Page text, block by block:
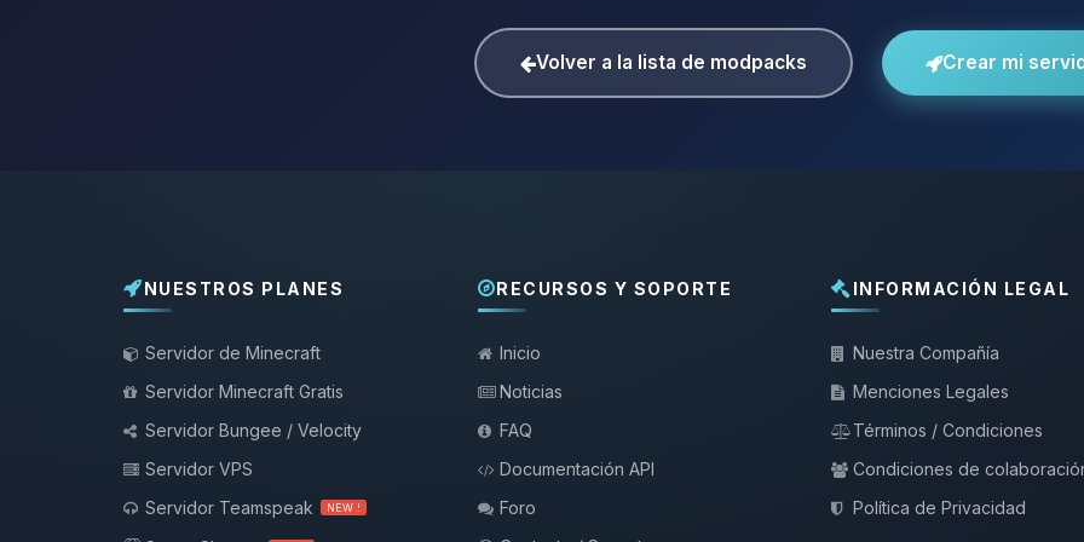
Volver a la lista de modpacks Crear mi
NUESTROS PLANES
Servidor de Minecraft
Servidor Minecraft Gratis
Servidor Bungee / Velocity
Servidor VPS
Servidor Teamspeak
NEW !
RECURSOS Y SOPORTE
Inicio
Noticias
FAQ
Documentación API
Foro
INFORMACIÓN LEGAL
Nuestra Compañía
Menciones Legales
Términos / Condiciones
Condiciones de
Política de Privacidad